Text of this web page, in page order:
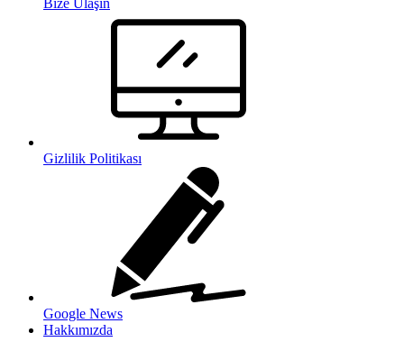
Gizlilik Politikası
Google News
Hakkımızda